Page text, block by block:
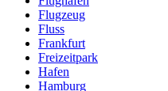
Flugzeug
Fluss
Frankfurt
Freizeitpark
Hafen
Hamburg